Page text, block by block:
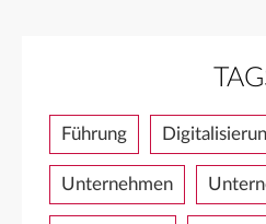
Führung
Unternehmen